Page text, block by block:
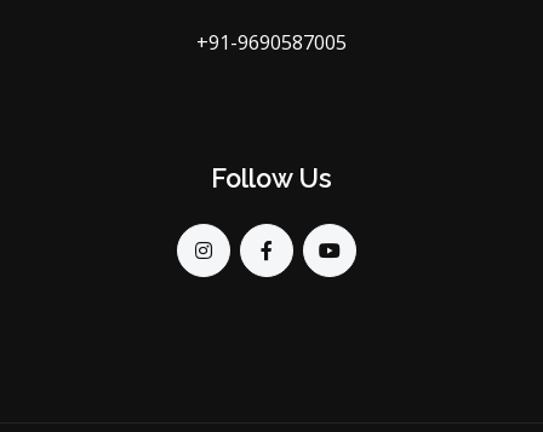
+91-9690587005
Follow Us